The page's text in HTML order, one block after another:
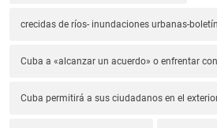
crecidas de ríos- inundaciones urbanas-
Cuba a «alcanzar un acuerdo» o enfrentar
Cuba permitirá a sus ciudadanos en el